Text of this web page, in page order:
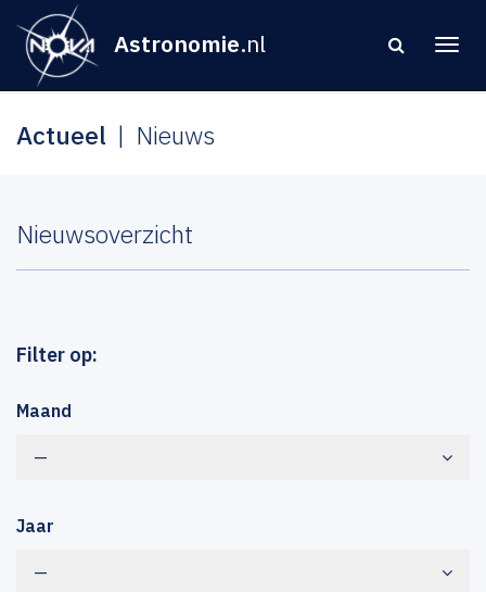
Astronomie.nl
Actueel Nieuws
Nieuwsoverzicht
Filter op:
Maand
—
Jaar
—